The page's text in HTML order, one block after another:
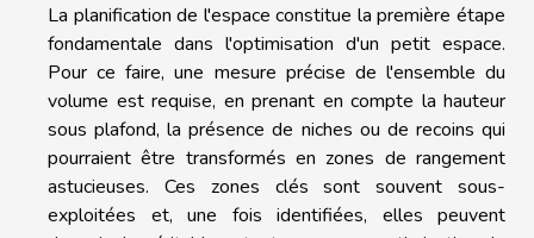
La planification de l'espace constitue la première étape
fondamentale dans l'optimisation d'un petit espace.
Pour ce faire, une mesure précise de l'ensemble du
volume est requise, en prenant en compte la hauteur
sous plafond, la présence de niches ou de recoins qui
pourraient être transformés en zones de rangement
astucieuses. Ces zones clés sont souvent sous-
exploitées et, une fois identifiées, elles peuvent